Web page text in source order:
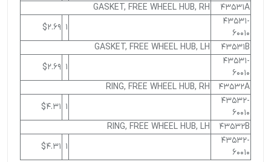
43531A
GASKET, FREE WHEEL HUB, RH
43531-
60010
1
$2.69
43531B
GASKET, FREE WHEEL HUB, LH
43531-
60010
1
$2.69
43532A
RING, FREE WHEEL HUB, RH
43532-
60010
1
$4.31
43532B
RING, FREE WHEEL HUB, LH
43532-
60010
1
$4.31